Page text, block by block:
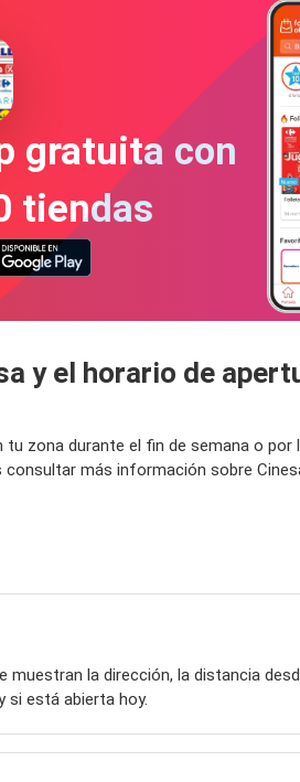
gratuita con
tiendas
y el horario de
zona durante el fin de semana o
más información sobre
muestran la dirección, la distancia
si está abierta hoy.